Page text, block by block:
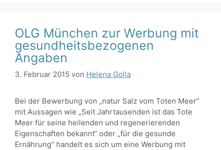
OLG München zur Werbung mit
gesundheitsbezogenen
Angaben
3. Februar 2015 von Helena Golla
Bei der Bewerbung von „natur Salz vom Toten Meer“
mit Aussagen wie „Seit Jahrtausenden ist das Tote
Meer für seine heilenden und regenerierenden
Eigenschaften bekannt“ oder „für die gesunde
Ernährung“ handelt es sich um eine Werbung mit